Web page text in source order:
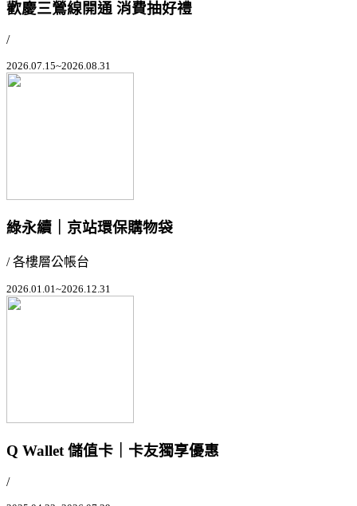
歡慶三鶯線開通 消費抽好禮
/
2026.07.15~2026.08.31
綠永續｜京站環保購物袋
/ 各樓層公帳台
2026.01.01~2026.12.31
Q Wallet 儲值卡｜卡友獨享優惠
/